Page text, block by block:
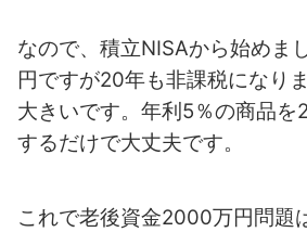
なので、積立NISAから始めま
円ですが20年も非課税になり
大きいです。年利5％の商品
するだけで大丈夫です。
これで老後資金2000万円問題